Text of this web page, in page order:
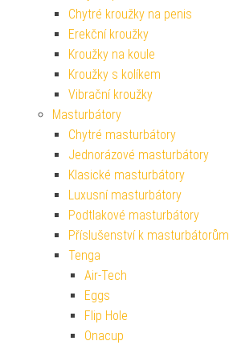
Chytré kroužky na penis
Erekční kroužky
Kroužky na koule
Kroužky s kolíkem
Vibrační kroužky
Masturbátory
Chytré masturbátory
Jednorázové masturbátory
Klasické masturbátory
Luxusní masturbátory
Podtlakové masturbátory
Příslušenství k masturbátorům
Tenga
Air-Tech
Eggs
Flip Hole
Onacup